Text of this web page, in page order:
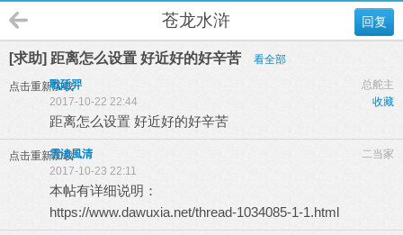
回复
苍龙水浒
[求助] 距离怎么设置 好近好的好辛苦 看全部
点击重新加载 总舵主
戰廷羿
收藏
2017-10-22 22:44
距离怎么设置 好近好的好辛苦
点击重新加载 二当家
雲淡風清
2017-10-23 22:11
本帖有详细说明：
https://www.dawuxia.net/thread-1034085-1-1.html